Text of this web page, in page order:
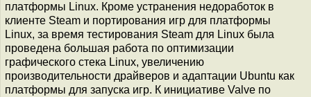
платформы Linux. Кроме устранения недоработок в
клиенте Steam и портирования игр для платформы
Linux, за время тестирования Steam для Linux была
проведена большая работа по оптимизации
графического стека Linux, увеличению
производительности драйверов и адаптации Ubuntu как
платформы для запуска игр. К инициативе Valve по